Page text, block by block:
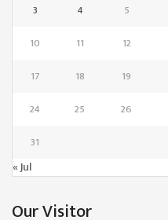
3
4 5
10
11 12
17
18 19
24
25 26
31
« Jul
Our Visitor